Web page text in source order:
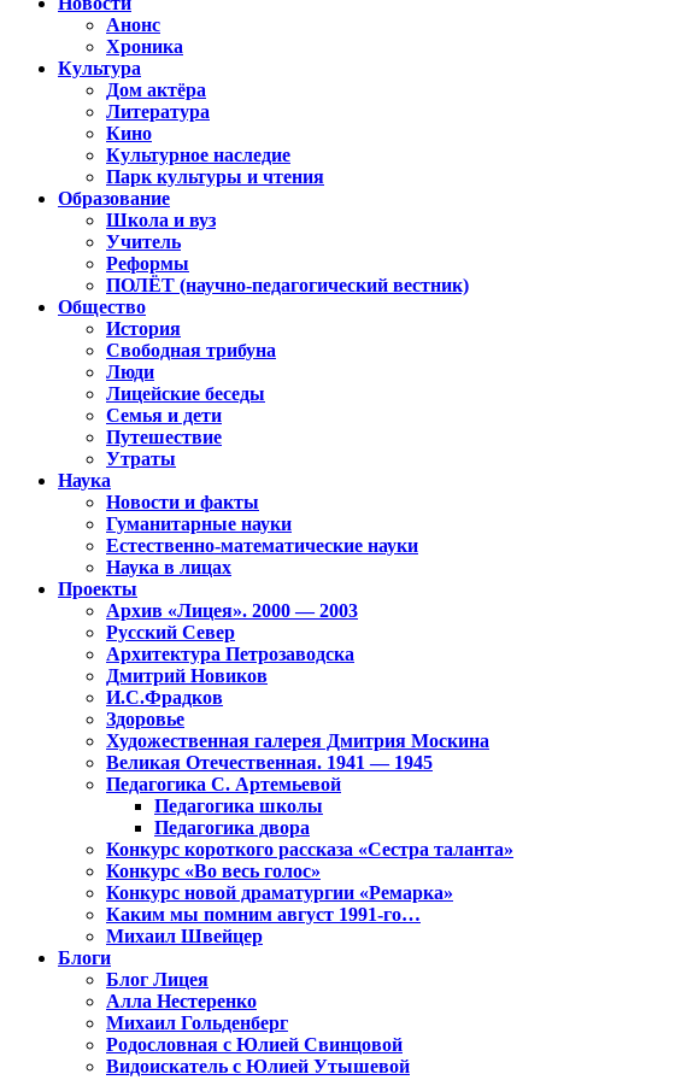
Анонс
Хроника
Культура
Дом актёра
Литература
Кино
Культурное наследие
Парк культуры и чтения
Образование
Школа и вуз
Учитель
Реформы
ПОЛЁТ (научно-педагогический вестник)
Общество
История
Свободная трибуна
Люди
Лицейские беседы
Семья и дети
Путешествие
Утраты
Наука
Новости и факты
Гуманитарные науки
Естественно-математические науки
Наука в лицах
Проекты
Архив «Лицея». 2000 — 2003
Русский Север
Архитектура Петрозаводска
Дмитрий Новиков
И.С.Фрадков
Здоровье
Художественная галерея Дмитрия Москина
Великая Отечественная. 1941 — 1945
Педагогика С. Артемьевой
Педагогика школы
Педагогика двора
Конкурс короткого рассказа «Сестра таланта»
Конкурс «Во весь голос»
Конкурс новой драматургии «Ремарка»
Каким мы помним август 1991-го…
Михаил Швейцер
Блоги
Блог Лицея
Алла Нестеренко
Михаил Гольденберг
Родословная с Юлией Свинцовой
Видоискатель с Юлией Утышевой